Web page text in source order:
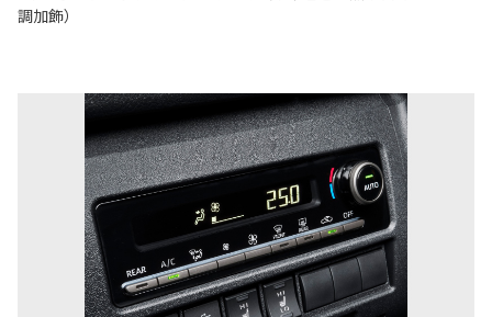
調加飾）